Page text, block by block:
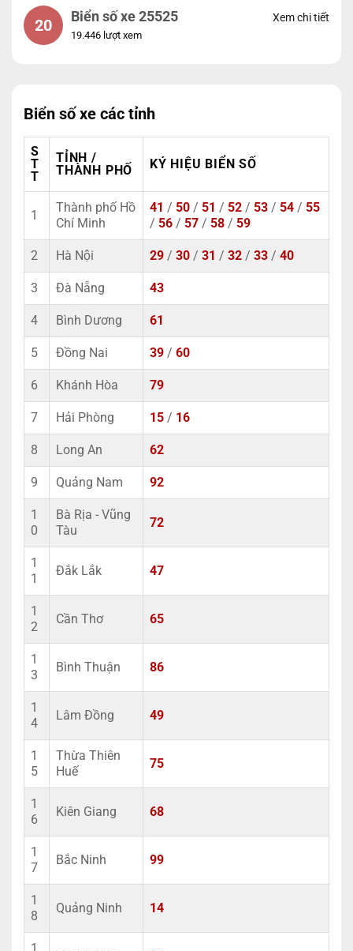
20 Biển số xe 25525
19.446 lượt xem
Xem chi tiết
Biển số xe các tỉnh
S
T
T
TỈNH /
THÀNH PHỐ
KÝ HIỆU BIỂN SỐ
1
Thành phố Hồ
Chí Minh
41 / 50 / 51 / 52 / 53 / 54 / 55
/ 56 / 57 / 58 / 59
2 Hà Nội 29 / 30 / 31 / 32 / 33 / 40
3 Đà Nẵng 43
4 Bình Dương 61
5 Đồng Nai 39 / 60
6 Khánh Hòa 79
7 Hải Phòng 15 / 16
8 Long An 62
9 Quảng Nam 92
1
0
Bà Rịa - Vũng
Tàu
72
1
1
Đắk Lắk 47
1
2
Cần Thơ 65
1
3
Bình Thuận 86
1
4
Lâm Đồng 49
1
5
Thừa Thiên
Huế
75
1
6
Kiên Giang 68
1
7
Bắc Ninh 99
1
8
Quảng Ninh 14